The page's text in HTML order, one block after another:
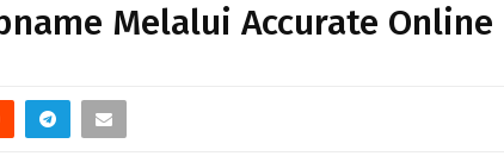
Melalui Accurate Online